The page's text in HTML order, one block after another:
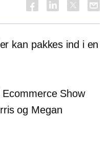
kan pakkes ind i en
Show
og Megan